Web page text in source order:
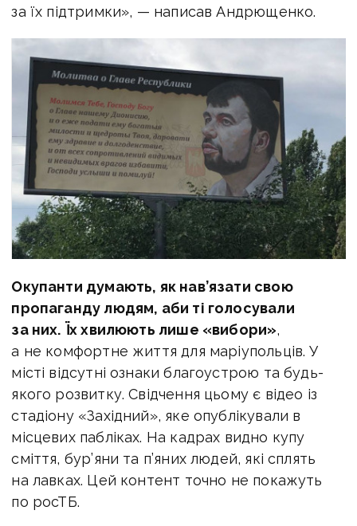
за їх підтримки», — написав Андрющенко.
Окупанти думають, як нав’язати свою
пропаганду людям, аби ті голосували
за них. Їх хвилюють лише «вибори»,
а не комфортне життя для маріупольців. У
місті відсутні ознаки благоустрою та будь-
якого розвитку. Свідчення цьому є відео із
стадіону «Західний», яке опублікували в
місцевих пабліках. На кадрах видно купу
сміття, бур’яни та п’яних людей, які сплять
на лавках. Цей контент точно не покажуть
по росТБ.